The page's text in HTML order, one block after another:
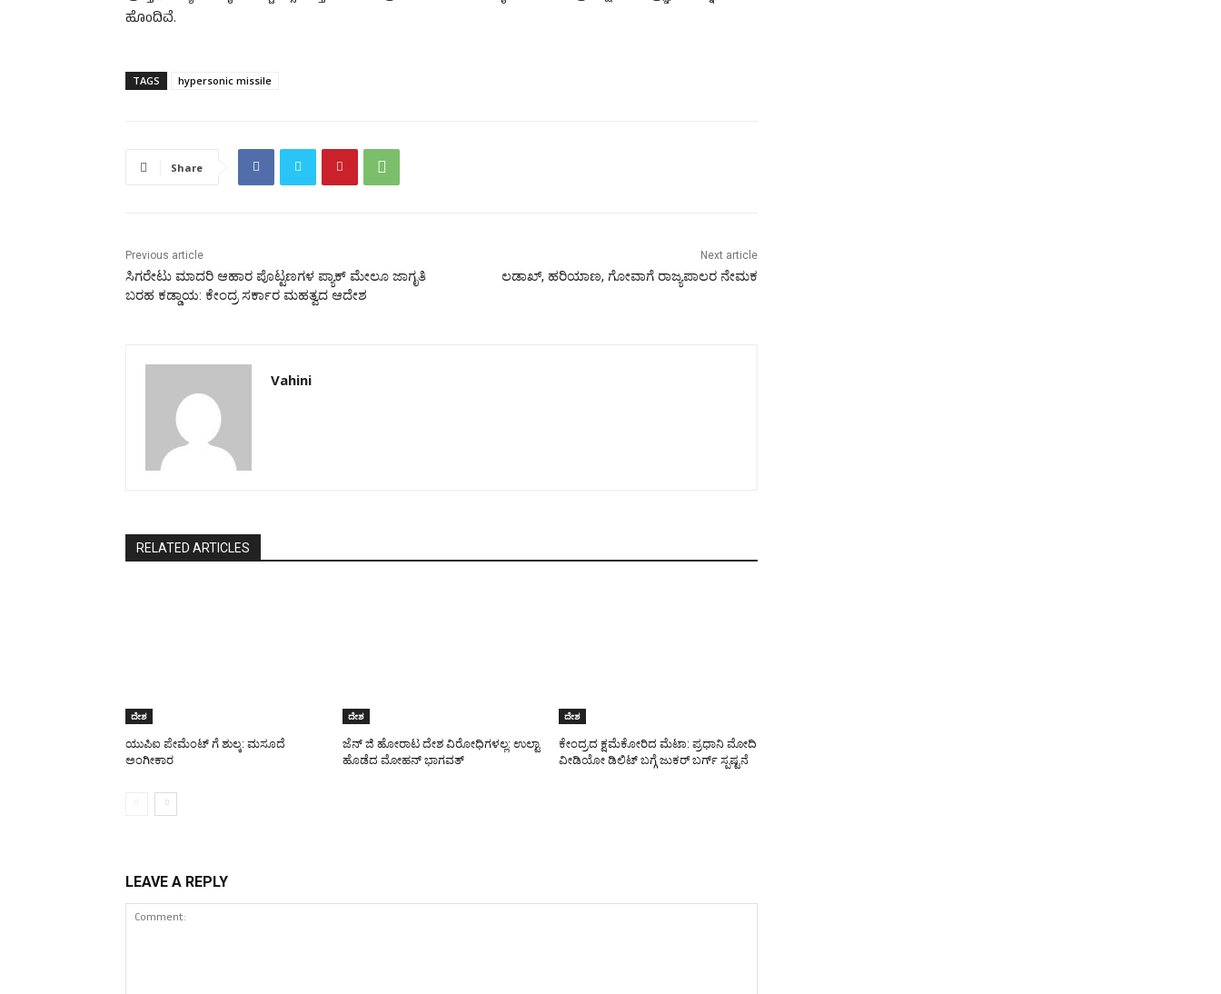
ಹೊಂದಿವೆ.
TAGS hypersonic missile
Share
Previous article
ಸಿಗರೇಟು ಮಾದರಿ ಆಹಾರ ಪೊಟ್ಟಣಗಳ ಪ್ಯಾಕ್ ಮೇಲೂ ಜಾಗೃತಿ
ಬರಹ ಕಡ್ಡಾಯ: ಕೇಂದ್ರ ಸರ್ಕಾರ ಮಹತ್ವದ ಆದೇಶ
Next article
ಲಡಾಖ್, ಹರಿಯಾಣ, ಗೋವಾಗೆ ರಾಜ್ಯಪಾಲರ ನೇಮಕ
Vahini
RELATED ARTICLES
ದೇಶ
ಯುಪಿಐ ಪೇಮೆಂಟ್ ಗೆ ಶುಲ್ಕ: ಮಸೂದೆ
ಅಂಗೀಕಾರ
ದೇಶ
ಜೆನ್ ಜಿ ಹೋರಾಟ ದೇಶ ವಿರೋಧಿಗಳಲ್ಲ: ಉಲ್ಟಾ
ಹೊಡೆದ ಮೋಹನ್ ಭಾಗವತ್
ದೇಶ
ಕೇಂದ್ರದ ಕ್ಷಮೆಕೋರಿದ ಮೆಟಾ: ಪ್ರಧಾನಿ ಮೋದಿ
ವೀಡಿಯೋ ಡಿಲಿಟ್ ಬಗ್ಗೆ ಜುಕರ್ ಬರ್ಗ್ ಸ್ಪಷ್ಟನೆ
LEAVE A REPLY